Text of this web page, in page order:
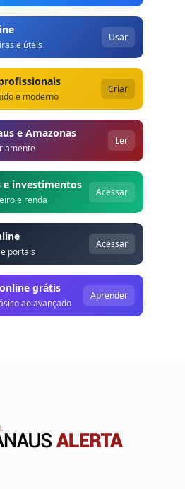
e úteis
Usar
e moderno
Criar
e Amazonas
Ler
e investimentos
e renda
Acessar
portais
Acessar
grátis
ao avançado
Aprender